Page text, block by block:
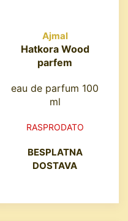
Ajmal
Hatkora Wood
parfem
eau de parfum 100
ml
RASPRODATO
BESPLATNA
DOSTAVA